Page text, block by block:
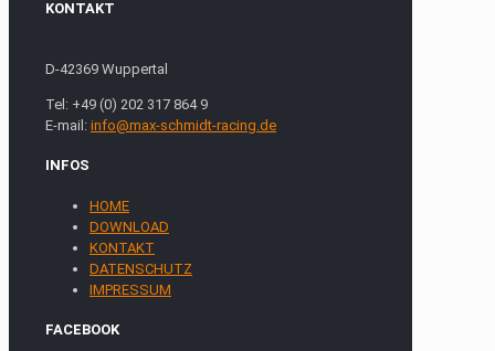
KONTAKT
D-42369 Wuppertal
Tel: +49 (0) 202 317 864 9
E-mail: info@max-schmidt-racing.de
INFOS
HOME
DOWNLOAD
KONTAKT
DATENSCHUTZ
IMPRESSUM
FACEBOOK